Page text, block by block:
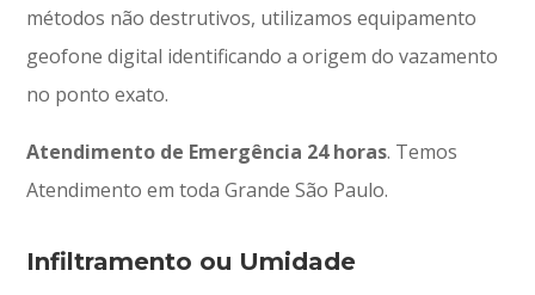
métodos não destrutivos, utilizamos equipamento
geofone digital identificando a origem do vazamento
no ponto exato.
Atendimento de Emergência 24 horas. Temos
Atendimento em toda Grande São Paulo.
Infiltramento ou Umidade